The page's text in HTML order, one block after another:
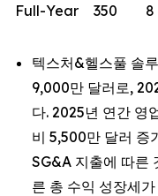
Full-Year
350 8
텍스처&헬스풀 솔
9,000만 달러로,
다. 2025년 연간 영
비 5,500만 달러 증
SG&A 지출에 따른
른 총 수익 성장세